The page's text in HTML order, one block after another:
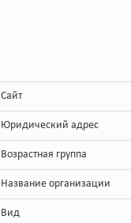
Сайт
Юридический адрес
Возрастная группа
Название организации
Вид